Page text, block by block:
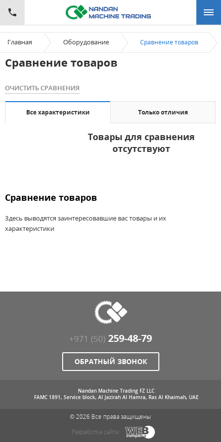
Главная Оборудование Сравнение товаров
Сравнение товаров
ОЧИСТИТЬ СРАВНЕНИЯ
Все характеристики Только отличия
Товары для сравнения
отсутствуют
Сравнение товаров
Здесь выводятся заинтересовавшие вас товары и их
характеристики
+971 (50) 259-48-79
ОБРАТНЫЙ ЗВОНОК
Nandan Machine Trading FZ LLC
FAMC 1891, Service block, Al Jazirah Al Hamra, Ras Al Khaimah, UAE
© 2026 Все права защищены
Разработка сайта: